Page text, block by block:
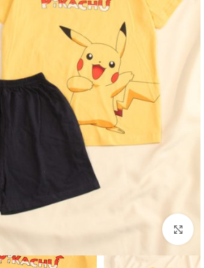
برای بزرگنمایی کلیک کنید